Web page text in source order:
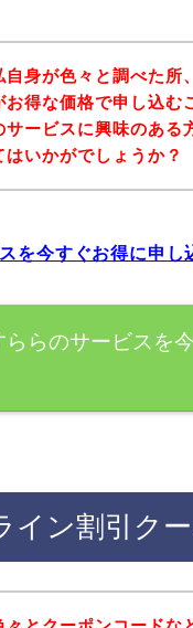
自身が色々と調べた所
お得な価格で申し込む
サービスに興味のある
はいかがでしょうか？
を今すぐお得に申し
ららのサービスを
イン割引ク